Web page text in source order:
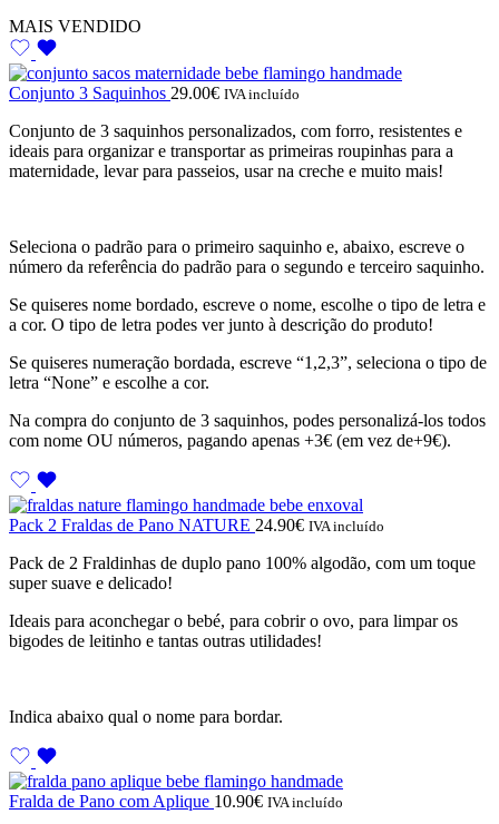
MAIS VENDIDO
Conjunto 3 Saquinhos 29.00€ IVA incluído
Conjunto de 3 saquinhos personalizados, com forro, resistentes e
ideais para organizar e transportar as primeiras roupinhas para a
maternidade, levar para passeios, usar na creche e muito mais!
Seleciona o padrão para o primeiro saquinho e, abaixo, escreve o
número da referência do padrão para o segundo e terceiro saquinho.
Se quiseres nome bordado, escreve o nome, escolhe o tipo de letra e
a cor. O tipo de letra podes ver junto à descrição do produto!
Se quiseres numeração bordada, escreve “1,2,3”, seleciona o tipo de
letra “None” e escolhe a cor.
Na compra do conjunto de 3 saquinhos, podes personalizá-los todos
com nome OU números, pagando apenas +3€ (em vez de+9€).
Pack 2 Fraldas de Pano NATURE 24.90€ IVA incluído
Pack de 2 Fraldinhas de duplo pano 100% algodão, com um toque
super suave e delicado!
Ideais para aconchegar o bebé, para cobrir o ovo, para limpar os
bigodes de leitinho e tantas outras utilidades!
Indica abaixo qual o nome para bordar.
Fralda de Pano com Aplique 10.90€ IVA incluído